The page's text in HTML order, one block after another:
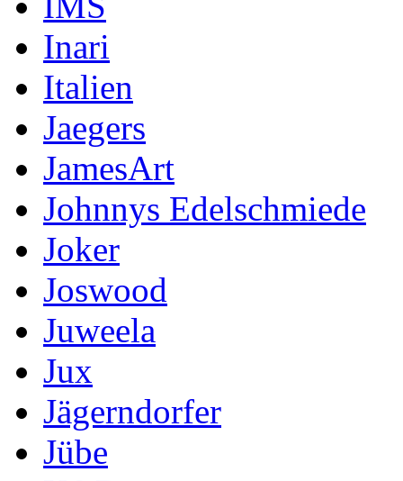
Inari
Italien
Jaegers
JamesArt
Johnnys Edelschmiede
Joker
Joswood
Juweela
Jux
Jägerndorfer
Jübe